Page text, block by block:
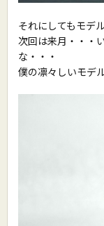
それにしてもモデ
次回は来月・・・
な・・・
僕の凛々しいモデ